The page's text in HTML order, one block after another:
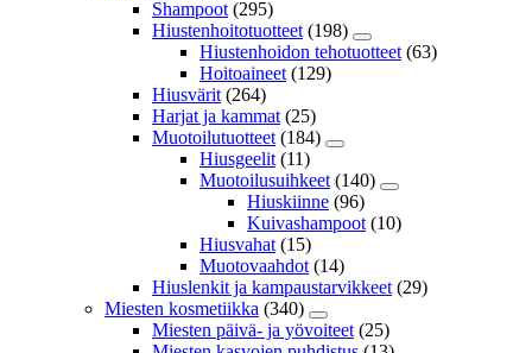
Shampoot (295)
Hiustenhoitotuotteet (198)
Hiustenhoidon tehotuotteet (63)
Hoitoaineet (129)
Hiusvärit (264)
Harjat ja kammat (25)
Muotoilutuotteet (184)
Hiusgeelit (11)
Muotoilusuihkeet (140)
Hiuskiinne (96)
Kuivashampoot (10)
Hiusvahat (15)
Muotovaahdot (14)
Hiuslenkit ja kampaustarvikkeet (29)
Miesten kosmetiikka (340)
Miesten päivä- ja yövoiteet (25)